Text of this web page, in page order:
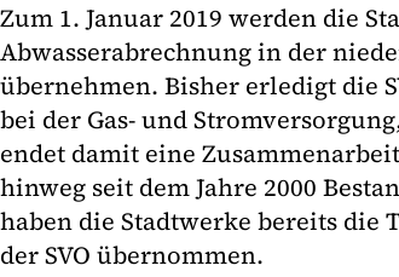
Zum 1. Januar 2019 werden die
Abwasserabrechnung in der
übernehmen. Bisher erledigt die
bei der Gas- und
endet damit eine
hinweg seit dem Jahre 2000
haben die Stadtwerke bereits die
der SVO übernommen.